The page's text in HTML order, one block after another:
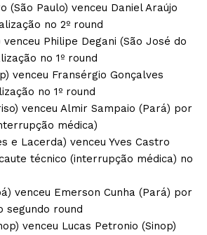
(São Paulo) venceu Daniel Araújo
no 2º round
venceu Philipe Degani (São José do
no 1º round
venceu Fransérgio Gonçalves
no 1º round
venceu Almir Sampaio (Pará) por
médica)
e Lacerda) venceu Yves Castro
técnico (interrupção médica) no
venceu Emerson Cunha (Pará) por
segundo round
venceu Lucas Petronio (Sinop)